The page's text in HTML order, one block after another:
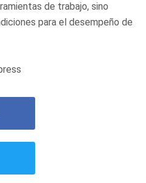
de trabajo, sino
para el desempeño de